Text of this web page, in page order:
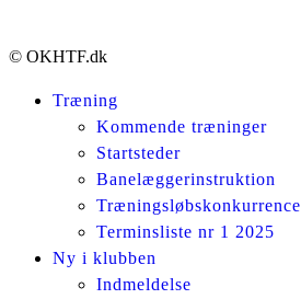
© OKHTF.dk
Træning
Kommende træninger
Startsteder
Banelæggerinstruktion
Træningsløbskonkurrence
Terminsliste nr 1 2025
Ny i klubben
Indmeldelse